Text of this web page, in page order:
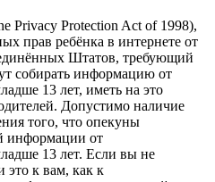
Privacy Protection Act of 1998),
прав ребёнка в интернете от
Штатов, требующий
собирать информацию от
13 лет, иметь на это
Допустимо наличие
того, что опекуны
информации от
13 лет. Если вы не
к вам, как к